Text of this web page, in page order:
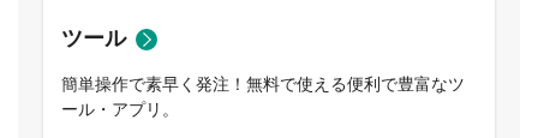
ツール
簡単操作で素早く発注！無料で使える便利で豊富なツ
ール・アプリ。